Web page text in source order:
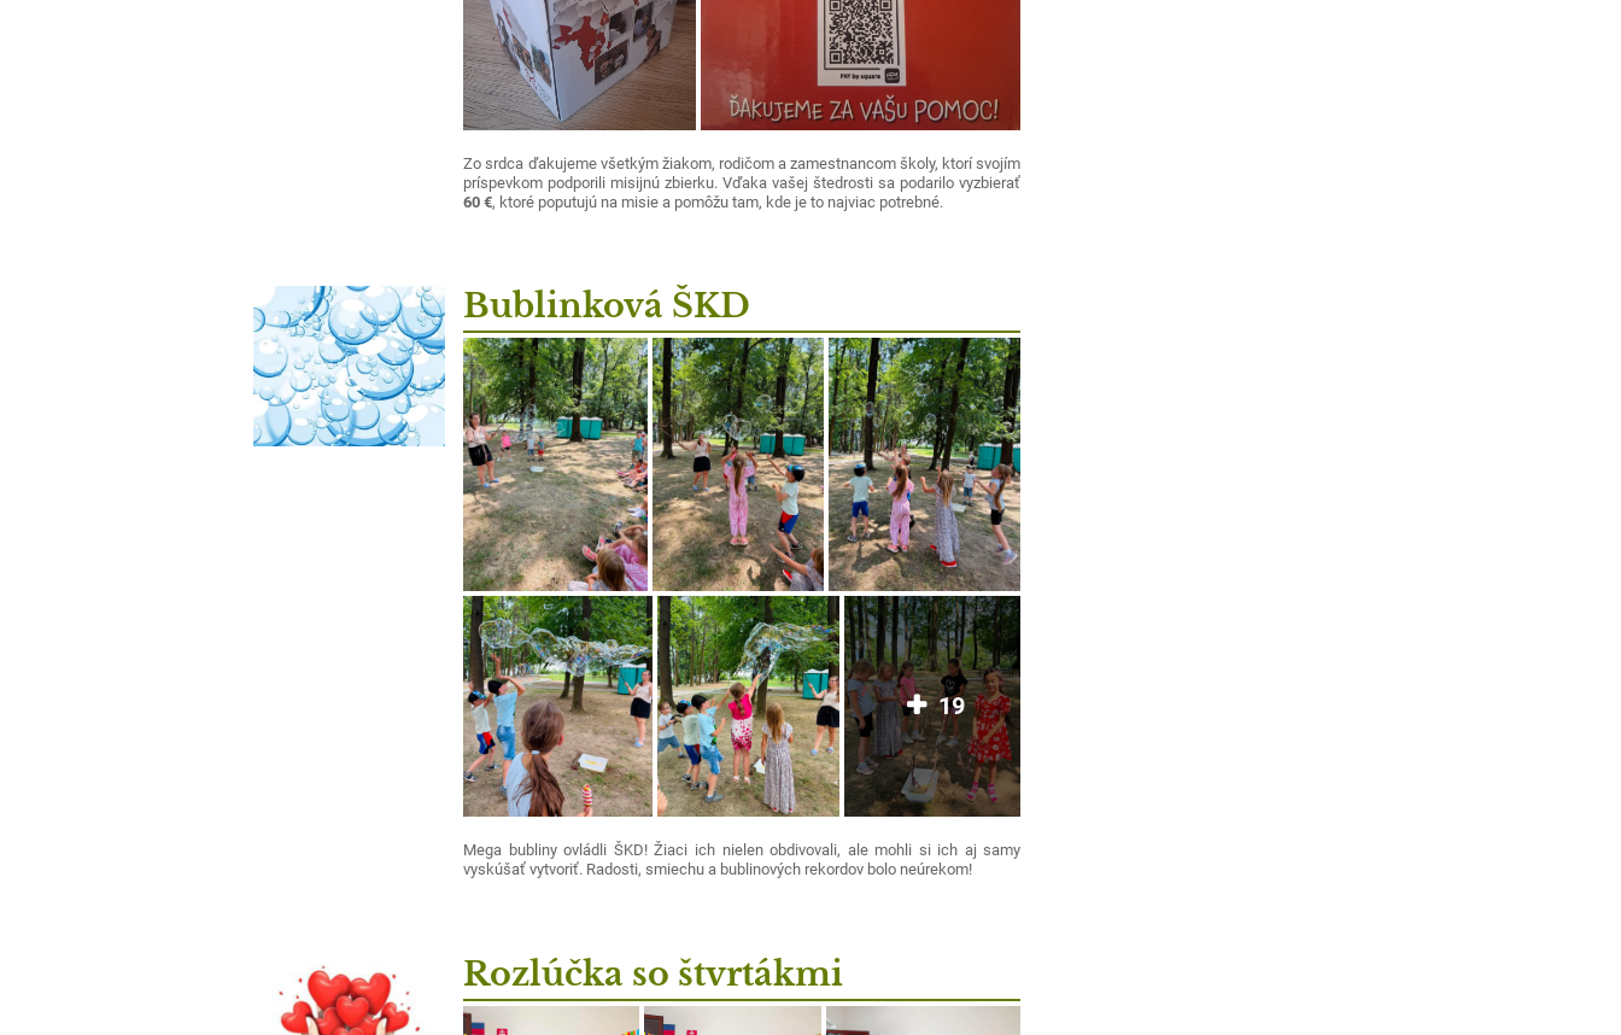
Zo srdca ďakujeme všetkým žiakom, rodičom a zamestnancom školy, ktorí svojím
príspevkom podporili misijnú zbierku. Vďaka vašej štedrosti sa podarilo vyzbierať
60 €, ktoré poputujú na misie a pomôžu tam, kde je to najviac potrebné.
Bublinková ŠKD
19
Mega bubliny ovládli ŠKD! Žiaci ich nielen obdivovali, ale mohli si ich aj samy
vyskúšať vytvoriť. Radosti, smiechu a bublinových rekordov bolo neúrekom!
Rozlúčka so štvrtákmi